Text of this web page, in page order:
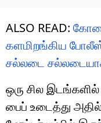
ALSO READ:
களமிறங்கிய
சல்லடை
ஒரு சில
பைப் உடைத்து